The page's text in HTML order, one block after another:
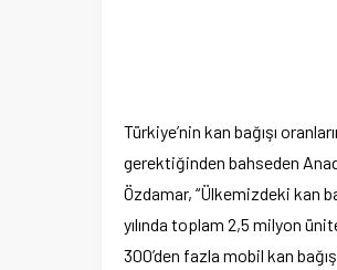
Türkiye’nin kan bağışı
gerektiğinden bahseden
Özdamar, “Ülkemizdeki kan
yılında toplam 2,5 milyon
300’den fazla mobil kan